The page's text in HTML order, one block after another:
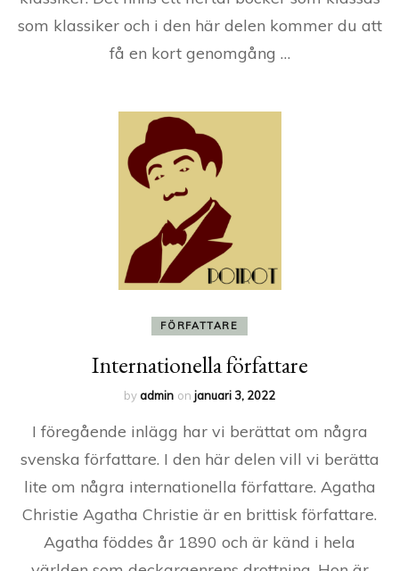
som klassiker och i den här delen kommer du att
få en kort genomgång …
FÖRFATTARE
Internationella författare
byadmin on januari 3, 2022
I föregående inlägg har vi berättat om några
svenska författare. I den här delen vill vi berätta
lite om några internationella författare. Agatha
Christie Agatha Christie är en brittisk författare.
Agatha föddes år 1890 och är känd i hela